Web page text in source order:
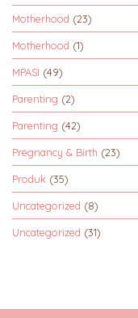
Motherhood (23)
Motherhood (1)
MPASI (49)
Parenting (2)
Parenting (42)
Pregnancy & Birth (23)
Produk (35)
Uncategorized (8)
Uncategorized (31)